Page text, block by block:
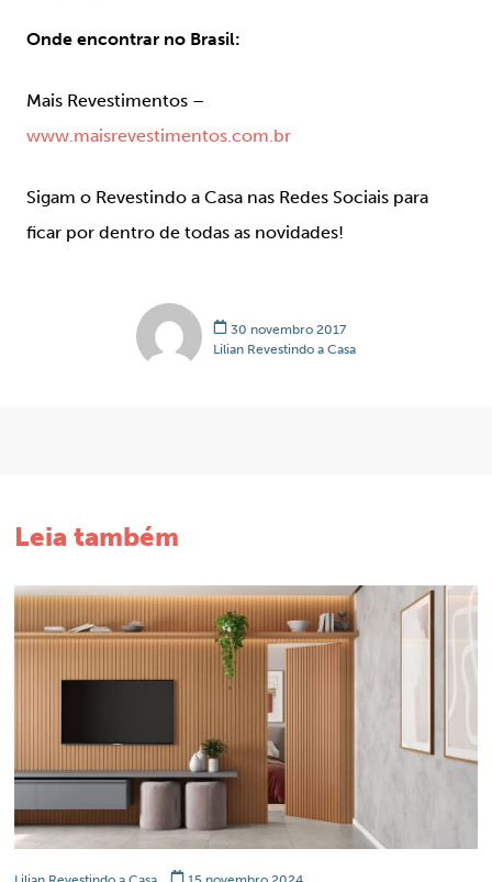
Onde encontrar no Brasil:
Mais Revestimentos –
www.maisrevestimentos.com.br
Sigam o Revestindo a Casa nas Redes Sociais para
ficar por dentro de todas as novidades!
30 novembro 2017
Lilian Revestindo a Casa
Leia também